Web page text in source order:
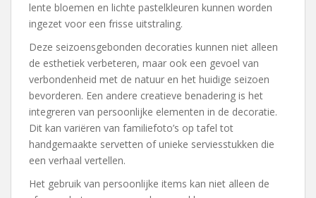
lente bloemen en lichte pastelkleuren kunnen worden
ingezet voor een frisse uitstraling.
Deze seizoensgebonden decoraties kunnen niet alleen
de esthetiek verbeteren, maar ook een gevoel van
verbondenheid met de natuur en het huidige seizoen
bevorderen. Een andere creatieve benadering is het
integreren van persoonlijke elementen in de decoratie.
Dit kan variëren van familiefoto’s op tafel tot
handgemaakte servetten of unieke serviesstukken die
een verhaal vertellen.
Het gebruik van persoonlijke items kan niet alleen de